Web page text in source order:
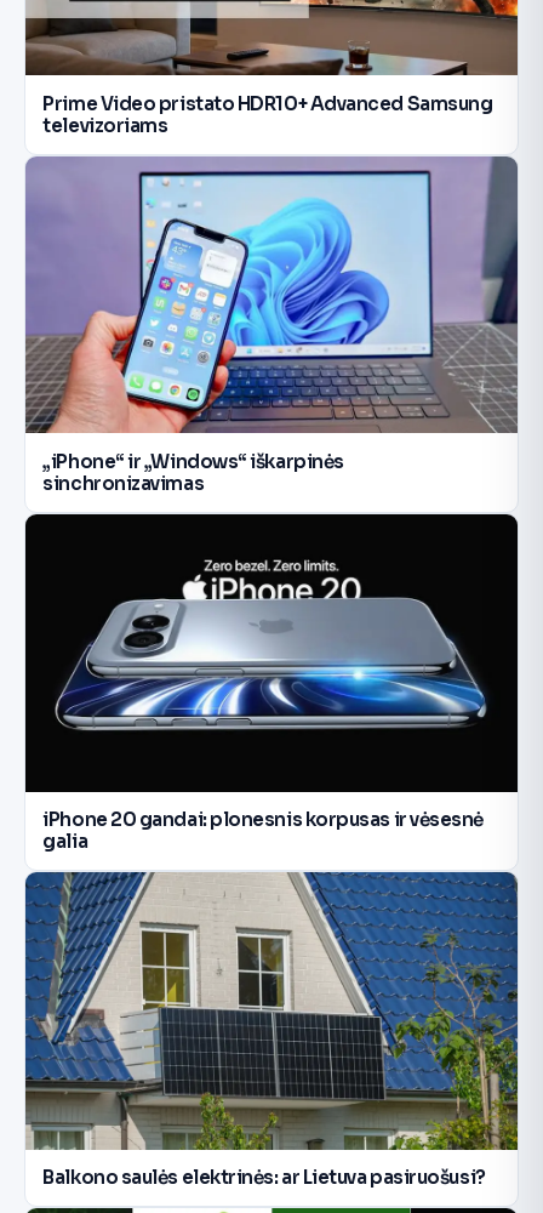
Prime Video pristato HDR10+ Advanced Samsung
televizoriams
„iPhone“ ir „Windows“ iškarpinės
sinchronizavimas
iPhone 20 gandai: plonesnis korpusas ir vėsesnė
galia
Balkono saulės elektrinės: ar Lietuva pasiruošusi?